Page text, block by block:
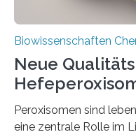
Biowissenschaften
Neue
Peroxisomen sind
eine zentrale Rolle im